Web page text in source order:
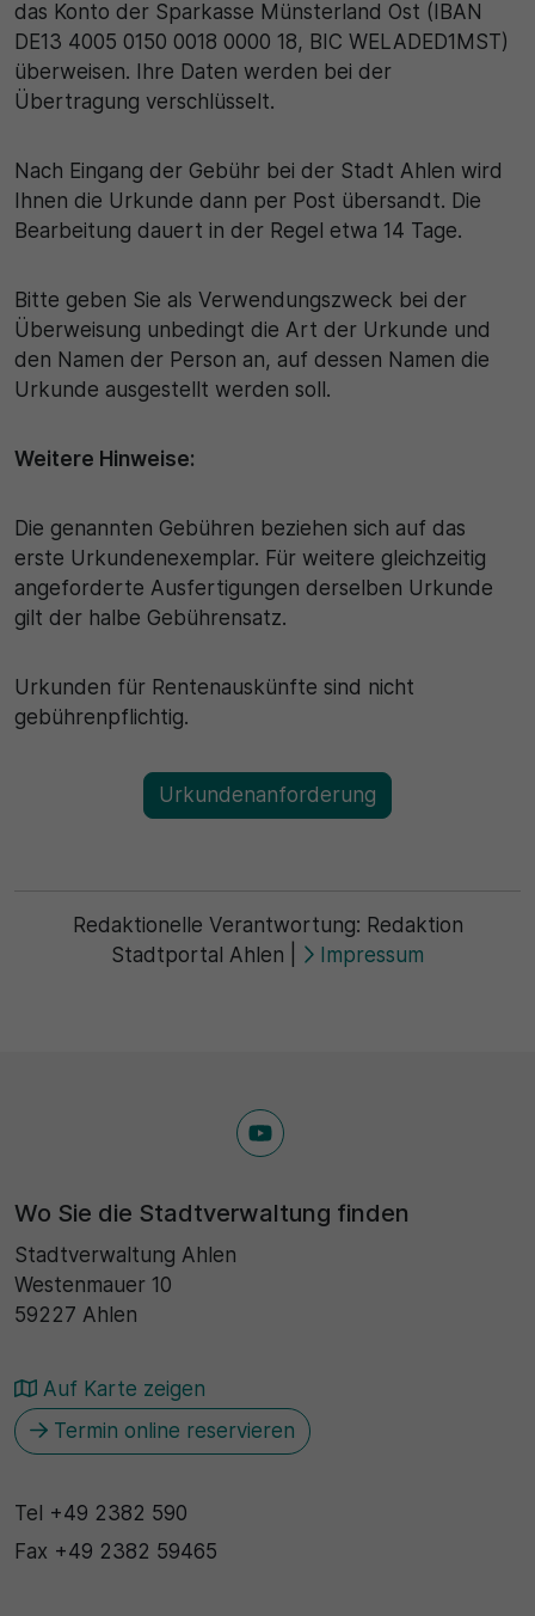
das Konto der Sparkasse Münsterland Ost (IBAN
DE13 4005 0150 0018 0000 18, BIC WELADED1MST)
überweisen. Ihre Daten werden bei der
Übertragung verschlüsselt.
Nach Eingang der Gebühr bei der Stadt Ahlen wird
Ihnen die Urkunde dann per Post übersandt. Die
Bearbeitung dauert in der Regel etwa 14 Tage.
Bitte geben Sie als Verwendungszweck bei der
Überweisung unbedingt die Art der Urkunde und
den Namen der Person an, auf dessen Namen die
Urkunde ausgestellt werden soll.
Weitere Hinweise:
Die genannten Gebühren beziehen sich auf das
erste Urkundenexemplar. Für weitere gleichzeitig
angeforderte Ausfertigungen derselben Urkunde
gilt der halbe Gebührensatz.
Urkunden für Rentenauskünfte sind nicht
gebührenpflichtig.
Urkundenanforderung
Redaktionelle Verantwortung: Redaktion
Stadtportal Ahlen
Impressum
Wo Sie die Stadtverwaltung finden
Stadtverwaltung Ahlen
Westenmauer 10
59227 Ahlen
Auf Karte zeigen
Termin online reservieren
Tel +49 2382 590
Fax +49 2382 59465
Name
SgCookieOptin.lastPreferences
Anbieter
Cookie Consent / Ahlen
Laufzeit
Zweck
Dieser Wert speichert Ihre Consent-Einstellungen.
Unter anderem eine zufällig generierte ID, für die
Einstellungen, falls der Webseiten-Betreiber dies
eingestellt hat.
Matomo
Laufzeit
1 Jahr
Zweck
Wird für statistische Zwecke verwendet, um Details
wie die eindeutige Besucher-ID zu speichern.
Name
_pk_ses\..*$
Laufzeit
30 Minuten
Wird für statistische Zwecke verwendet, um
vorübergehende Daten des Besuchs zu speichern.